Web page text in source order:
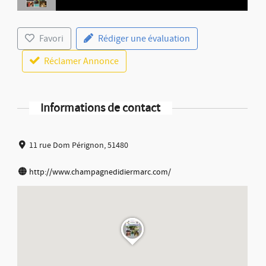
Favori
Rédiger une évaluation
Réclamer Annonce
Informations de contact
11 rue Dom Pérignon, 51480
http://www.champagnedidiermarc.com/